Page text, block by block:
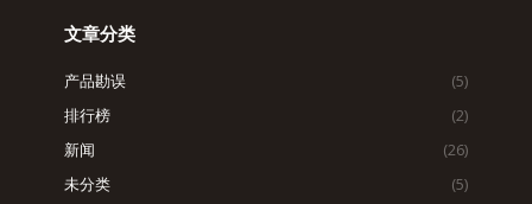
文章分类
产品勘误
(5)
排行榜
(2)
新闻
(26)
未分类
(5)